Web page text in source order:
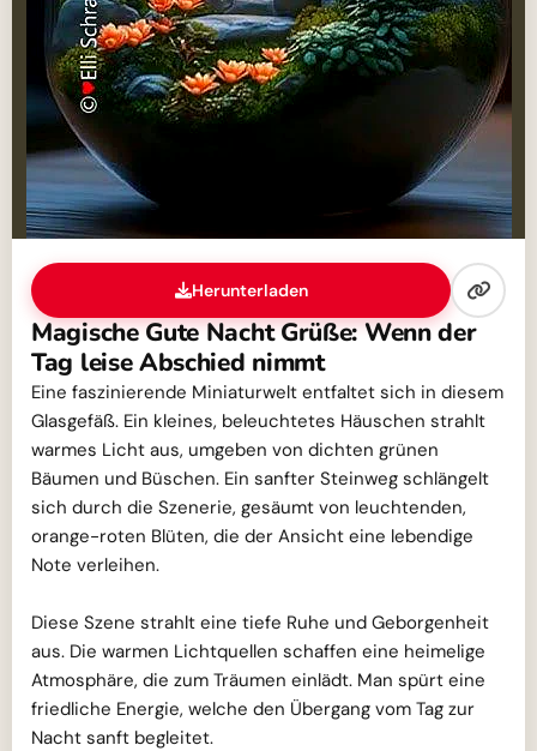
Herunterladen
Magische Gute Nacht Grüße: Wenn der
Tag leise Abschied nimmt
Eine faszinierende Miniaturwelt entfaltet sich in diesem
Glasgefäß. Ein kleines, beleuchtetes Häuschen strahlt
warmes Licht aus, umgeben von dichten grünen
Bäumen und Büschen. Ein sanfter Steinweg schlängelt
sich durch die Szenerie, gesäumt von leuchtenden,
orange-roten Blüten, die der Ansicht eine lebendige
Note verleihen.
Diese Szene strahlt eine tiefe Ruhe und Geborgenheit
aus. Die warmen Lichtquellen schaffen eine heimelige
Atmosphäre, die zum Träumen einlädt. Man spürt eine
friedliche Energie, welche den Übergang vom Tag zur
Nacht sanft begleitet.